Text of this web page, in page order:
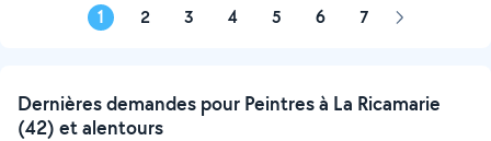
1 2 3 4 5 6 7 Page
Dernières demandes pour Peintres à La Ricamarie
(42) et alentours